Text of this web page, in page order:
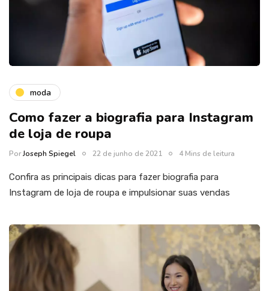
moda
Como fazer a biografia para Instagram
de loja de roupa
PorJoseph Spiegel 22 de junho de 2021 4 Mins de leitura
Confira as principais dicas para fazer biografia para
Instagram de loja de roupa e impulsionar suas vendas